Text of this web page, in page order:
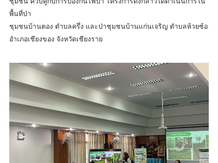
พื้นที่ป่า
ชุมชนบ้านตอง ตำบลครึ่ง และป่าชุมชนบ้านแก่นเจริญ ตำบลห้วยซ้อ
อำเภอเชียงของ จังหวัดเชียงราย